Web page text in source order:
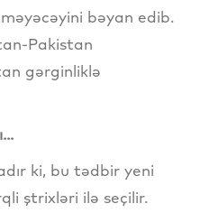
bəyan edib.
Pakistan
gərginliklə
ki, bu tədbir yeni
ştrixləri ilə seçilir.